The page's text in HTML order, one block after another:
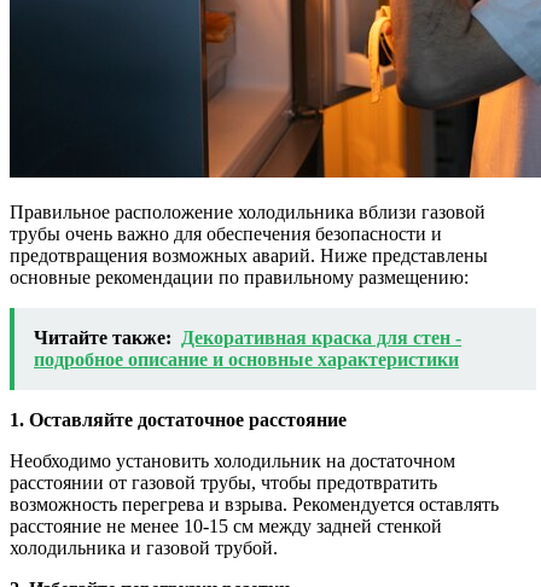
Правильное расположение холодильника вблизи газовой
трубы очень важно для обеспечения безопасности и
предотвращения возможных аварий. Ниже представлены
основные рекомендации по правильному размещению:
Читайте также:
Декоративная краска для стен -
подробное описание и основные характеристики
1. Оставляйте достаточное расстояние
Необходимо установить холодильник на достаточном
расстоянии от газовой трубы, чтобы предотвратить
возможность перегрева и взрыва. Рекомендуется оставлять
расстояние не менее 10-15 см между задней стенкой
холодильника и газовой трубой.